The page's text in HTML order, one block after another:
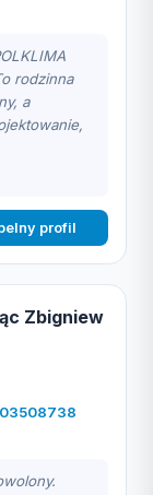
rodzinna
a
profil
Zbigniew